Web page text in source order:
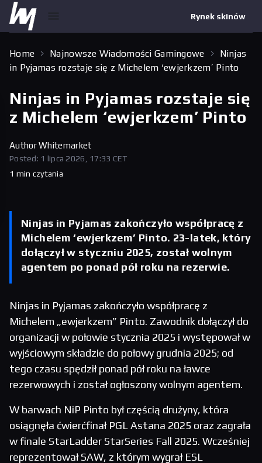
Rynek skinów
Home Najnowsze Wiadomości Gamingowe
Ninjas
in Pyjamas rozstaje się z Michelem ‘ewjerkzem’ Pinto
Ninjas in Pyjamas rozstaje się
z Michelem ‘ewjerkzem’ Pinto
AuthorWhitemarket
Posted: 1 lipca 2026, 17:33 CET
1 min czytania
Ninjas in Pyjamas zakończyło współpracę z
Michelem ‘ewjerkzem’ Pinto. 23-latek, który
dołączył w styczniu 2025, został wolnym
agentem po ponad pół roku na rezerwie.
Ninjas in Pyjamas zakończyło współpracę z
Michelem „ewjerkzem” Pinto. Zawodnik dołączył do
organizacji w połowie stycznia 2025 i występował w
wyjściowym składzie do połowy grudnia 2025; od
tego czasu spędził ponad pół roku na ławce
rezerwowych i został ogłoszony wolnym agentem.
W barwach NiP Pinto był częścią drużyny, która
osiągnęła ćwierćfinał PGL Astana 2025 oraz zagrała
w finale StarLadder StarSeries Fall 2025. Wcześniej
reprezentował SAW, z którym wygrał ESL